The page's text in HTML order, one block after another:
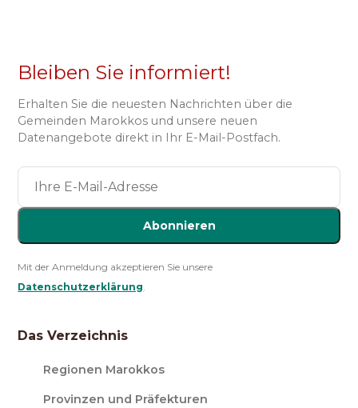
Bleiben Sie informiert!
Erhalten Sie die neuesten Nachrichten über die
Gemeinden Marokkos und unsere neuen
Datenangebote direkt in Ihr E-Mail-Postfach.
Abonnieren
Mit der Anmeldung akzeptieren Sie unsere
Datenschutzerklärung.
Das Verzeichnis
Regionen Marokkos
Provinzen und Präfekturen